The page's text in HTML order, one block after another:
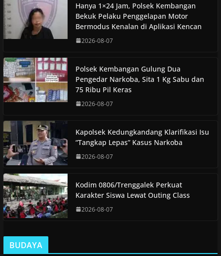
Hanya 1×24 Jam, Polsek Kembangan
Bekuk Pelaku Penggelapan Motor
Bermodus Kenalan di Aplikasi Kencan
2026-08-07
Polsek Kembangan Gulung Dua
Pengedar Narkoba, Sita 1 Kg Sabu dan
75 Ribu Pil Keras
2026-08-07
Kapolsek Kedungkandang Klarifikasi Isu
“Tangkap Lepas” Kasus Narkoba
2026-08-07
Kodim 0806/Trenggalek Perkuat
Karakter Siswa Lewat Outing Class
2026-08-07
BUDAYA